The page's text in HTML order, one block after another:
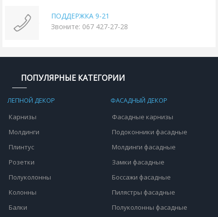
ПОДДЕРЖКА 9-21
Звоните: 067 427-27-28
ПОПУЛЯРНЫЕ КАТЕГОРИИ
ЛЕПНОЙ ДЕКОР
Карнизы
Молдинги
Плинтус
Розетки
Полуколонны
Колонны
Балки
ФАСАДНЫЙ ДЕКОР
Фасадные карнизы
Подоконники фасадные
Молдинги фасадные
Замки фасадные
Боссажи фасадные
Пилястры фасадные
Полуколонны фасадные